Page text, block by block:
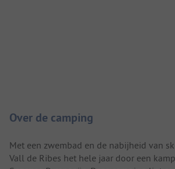
Over de camping
Met een zwembad en de nabijheid van
Vall de Ribes het hele jaar door een